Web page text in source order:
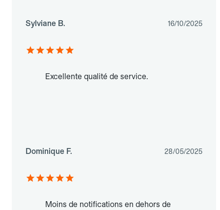
Sylviane B. 16/10/2025
Excellente qualité de service.
Dominique F. 28/05/2025
Moins de notifications en dehors de